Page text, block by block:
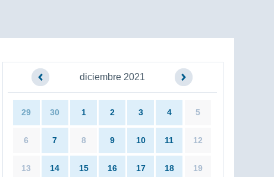
diciembre 2021
29 30 1 2 3 4 5
6 7 8 9 10 11 12
13 14 15 16 17 18 19